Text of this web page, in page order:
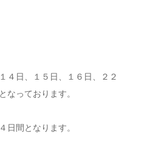
４日、１５日、１６日、２２
なっております。
日間となります。